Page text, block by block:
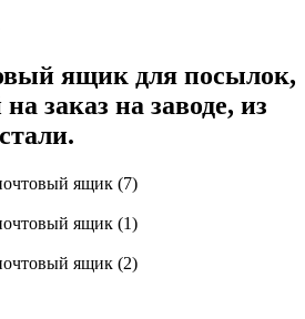
ящик для посылок,
заказ на заводе, из